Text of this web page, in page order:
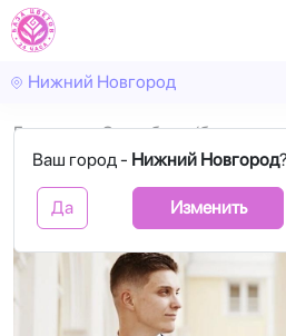
Нижний Новгород
Ваш город - Нижний Новгород?
Да Изменить
Главная Свадебные (букет